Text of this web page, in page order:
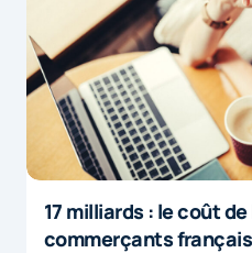
17 milliards : le coût
commerçants français